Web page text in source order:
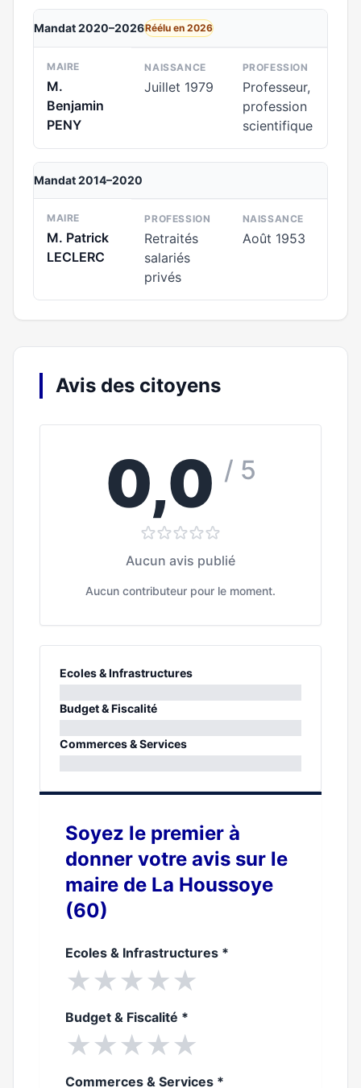
Mandat 2020–2026Réélu en 2026
MAIRE
M.
Benjamin
PENY
NAISSANCE
Juillet 1979
PROFESSION
Professeur,
profession
scientifique
Mandat 2014–2020
MAIRE
M. Patrick
LECLERC
PROFESSION
Retraités
salariés
privés
NAISSANCE
Août 1953
Avis des citoyens
0,0 / 5
Aucun avis publié
Aucun contributeur pour le moment.
Ecoles & Infrastructures
0%
Budget & Fiscalité
0%
Commerces & Services
Soyez le premier à
donner votre avis sur le
maire de La Houssoye
(60)
Ecoles & Infrastructures *
★★★★★
Budget & Fiscalité *
★★★★★
Commerces & Services *